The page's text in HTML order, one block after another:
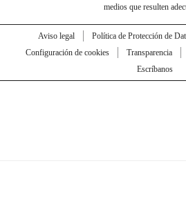
medios que resulten
Aviso legal Política de Protección de
Configuración de cookies
Transparencia
Escríbanos